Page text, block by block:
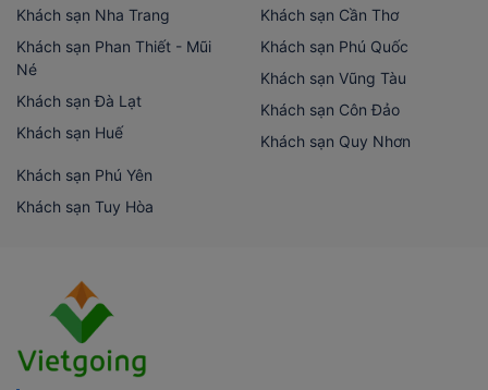
Khách sạn Nha Trang
Khách sạn Phan Thiết - Mũi
Né
Khách sạn Đà Lạt
Khách sạn Huế
Khách sạn Cần Thơ
Khách sạn Phú Quốc
Khách sạn Vũng Tàu
Khách sạn Côn Đảo
Khách sạn Quy Nhơn
Khách sạn Phú Yên
Khách sạn Tuy Hòa